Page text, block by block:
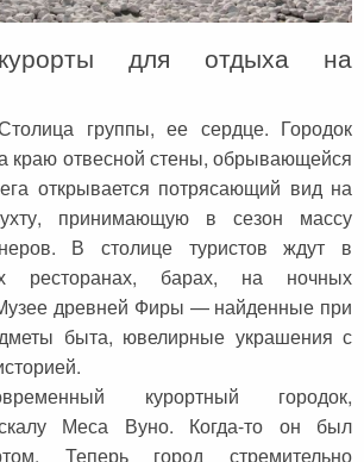
для отдыха на
группы, ее сердце. Городок
краю отвесной стены, обрывающейся
открывается потрясающий вид на
принимающую в сезон массу
В столице туристов ждут в
ресторанах, барах, на ночных
древней Фиры — найденные при
быта, ювелирные украшения с
курортный городок,
Меса Вуно. Когда-то он был
Теперь город стремительно